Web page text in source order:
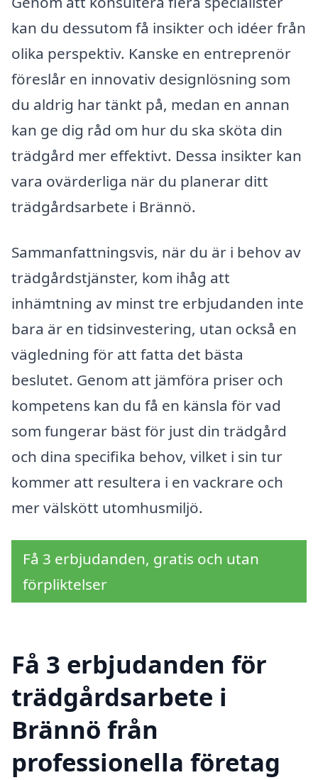
kan du dessutom få insikter och idéer från
olika perspektiv. Kanske en entreprenör
föreslår en innovativ designlösning som
du aldrig har tänkt på, medan en annan
kan ge dig råd om hur du ska sköta din
trädgård mer effektivt. Dessa insikter kan
vara ovärderliga när du planerar ditt
trädgårdsarbete i Brännö.
Sammanfattningsvis, när du är i behov av
trädgårdstjänster, kom ihåg att
inhämtning av minst tre erbjudanden inte
bara är en tidsinvestering, utan också en
vägledning för att fatta det bästa
beslutet. Genom att jämföra priser och
kompetens kan du få en känsla för vad
som fungerar bäst för just din trädgård
och dina specifika behov, vilket i sin tur
kommer att resultera i en vackrare och
mer välskött utomhusmiljö.
Få 3 erbjudanden, gratis och utan
förpliktelser
Få 3 erbjudanden för
trädgårdsarbete i
Brännö från
professionella företag